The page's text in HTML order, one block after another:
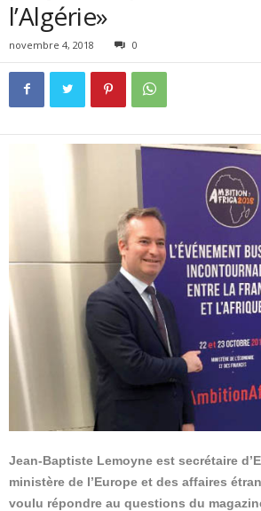
l’Algérie»
novembre 4, 2018 0
Jean-Baptiste Lemoyne est secrétaire
ministère de l’Europe et des affaires
voulu répondre au questions du